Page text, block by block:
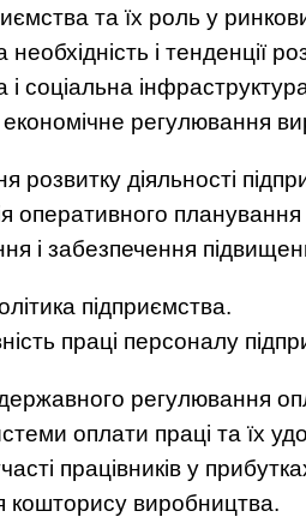
та їх роль у
необхідність і тенденції
соціальна
регулювання
розвитку діяльності
оперативного планування
і забезпечення
підприємства.
праці персоналу
регулювання
оплати праці та їх
працівників у
кошторису виробництва.